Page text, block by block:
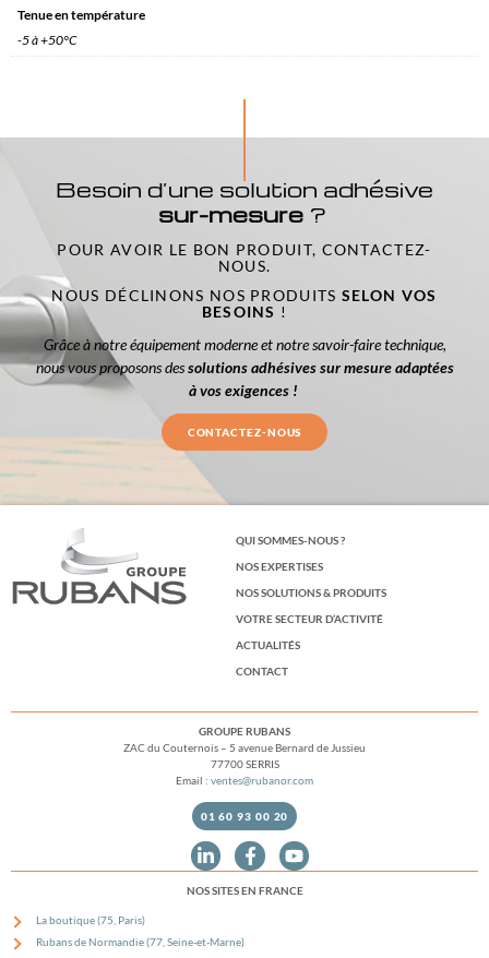
Tenue en température
-5 à +50°C
Besoin d’une solution adhésive
sur-mesure?
POUR AVOIR LE BON PRODUIT, CONTACTEZ-
NOUS.
NOUS DÉCLINONS NOS PRODUITS SELON VOS
BESOINS !
Grâce à notre équipement moderne et notre savoir-faire technique,
nous vous proposons dessolutions adhésives sur mesure adaptées
à vos exigences !
CONTACTEZ-NOUS
QUI SOMMES-NOUS ?
NOS EXPERTISES
NOS SOLUTIONS & PRODUITS
VOTRE SECTEUR D’ACTIVITÉ
ACTUALITÉS
CONTACT
GROUPE RUBANS
ZAC du Couternois – 5 avenue Bernard de Jussieu
77700 SERRIS
Email : ventes@rubanor.com
01 60 93 00 20
NOS SITES EN FRANCE
La boutique (75, Paris)
Rubans de Normandie (77, Seine-et-Marne)